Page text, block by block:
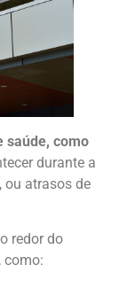
saúde, como
durante a
ou atrasos de
redor do
como: